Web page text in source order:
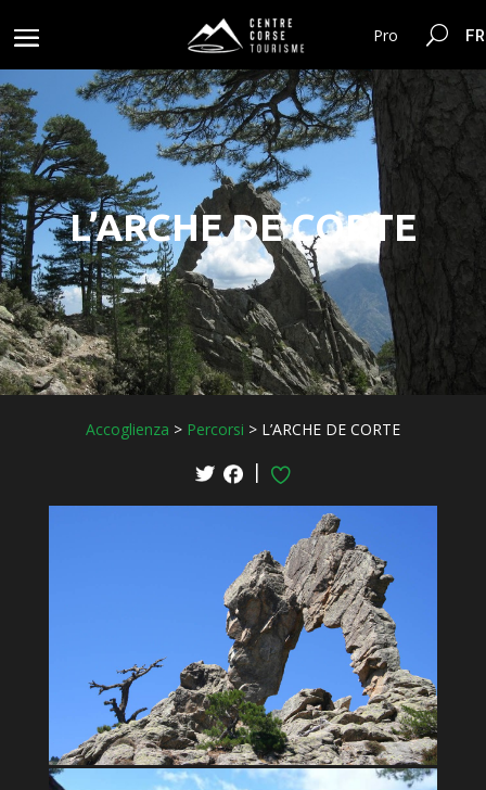
Pro
L’ARCHE DE CORTE
Accoglienza > Percorsi > L’ARCHE DE CORTE
|